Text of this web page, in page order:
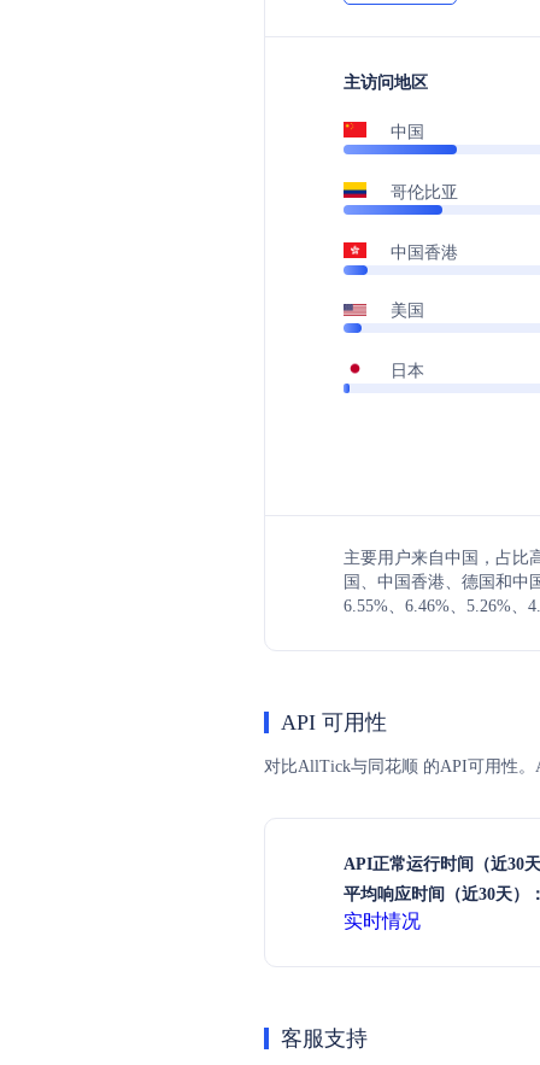
主访问地区
中国
哥伦比亚
中国香港
美国
日本
主要用户来自中国，占比
国、中国香港、德国和中
6.55%、6.46%、5.26%、
API 可用性
对比AllTick与同花顺 的API可用性。
API正常运行时间（近30
平均响应时间（近30天）
实时情况
客服支持